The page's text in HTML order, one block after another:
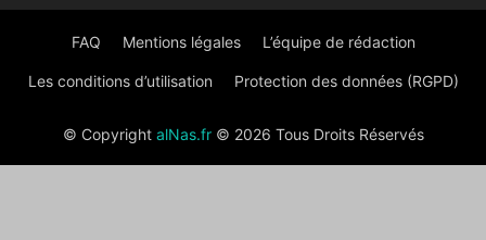
FAQ Mentions légales L’équipe de rédaction
Les conditions d’utilisation Protection des données (RGPD)
© Copyright alNas.fr© 2026 Tous Droits Réservés